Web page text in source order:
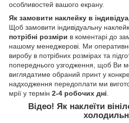
особливостей вашого екрану.
Як замовити наклейку в
Щоб замовити індивідуальну
потрібні розміри в коментарі до
нашому менеджерові. Ми
виробу в потрібних розмірах та
попереднього узгодження, щоб Ви
виглядатиме обраний принт у
надходження передоплати ми
мрії у термін 2-4 робочих дні.
Відео! Як наклеїти